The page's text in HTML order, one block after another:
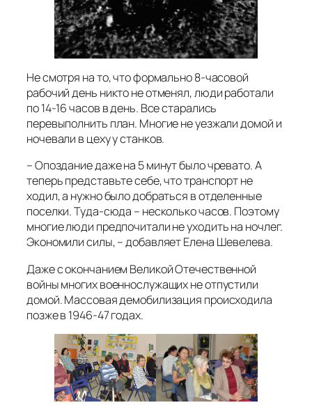
Не смотря на то, что формально 8-часовой
рабочий день никто не отменял, люди работали
по 14-16 часов в день. Все старались
перевыполнить план. Многие не уезжали домой и
ночевали в цеху у станков.
– Опоздание даже на 5 минут было чревато. А
теперь представьте себе, что транспорт не
ходил, а нужно было добраться в отделенные
поселки. Туда-сюда – несколько часов. Поэтому
многие люди предпочитали не уходить на ночлег.
Экономили силы, – добавляет Елена Шевелева.
Даже с окончанием Великой Отечественной
войны многих военнослужащих не отпустили
домой. Массовая демобилизация происходила
позже в 1946-47 годах.